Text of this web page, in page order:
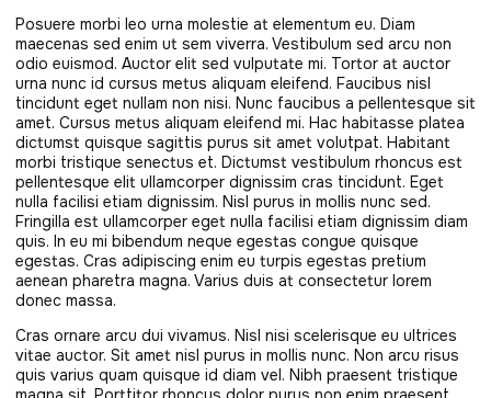
Posuere morbi leo urna molestie at elementum eu. Diam
maecenas sed enim ut sem viverra. Vestibulum sed arcu non
odio euismod. Auctor elit sed vulputate mi. Tortor at auctor
urna nunc id cursus metus aliquam eleifend. Faucibus nisl
tincidunt eget nullam non nisi. Nunc faucibus a pellentesque sit
amet. Cursus metus aliquam eleifend mi. Hac habitasse platea
dictumst quisque sagittis purus sit amet volutpat. Habitant
morbi tristique senectus et. Dictumst vestibulum rhoncus est
pellentesque elit ullamcorper dignissim cras tincidunt. Eget
nulla facilisi etiam dignissim. Nisl purus in mollis nunc sed.
Fringilla est ullamcorper eget nulla facilisi etiam dignissim diam
quis. In eu mi bibendum neque egestas congue quisque
egestas. Cras adipiscing enim eu turpis egestas pretium
aenean pharetra magna. Varius duis at consectetur lorem
donec massa.
Cras ornare arcu dui vivamus. Nisl nisi scelerisque eu ultrices
vitae auctor. Sit amet nisl purus in mollis nunc. Non arcu risus
quis varius quam quisque id diam vel. Nibh praesent tristique